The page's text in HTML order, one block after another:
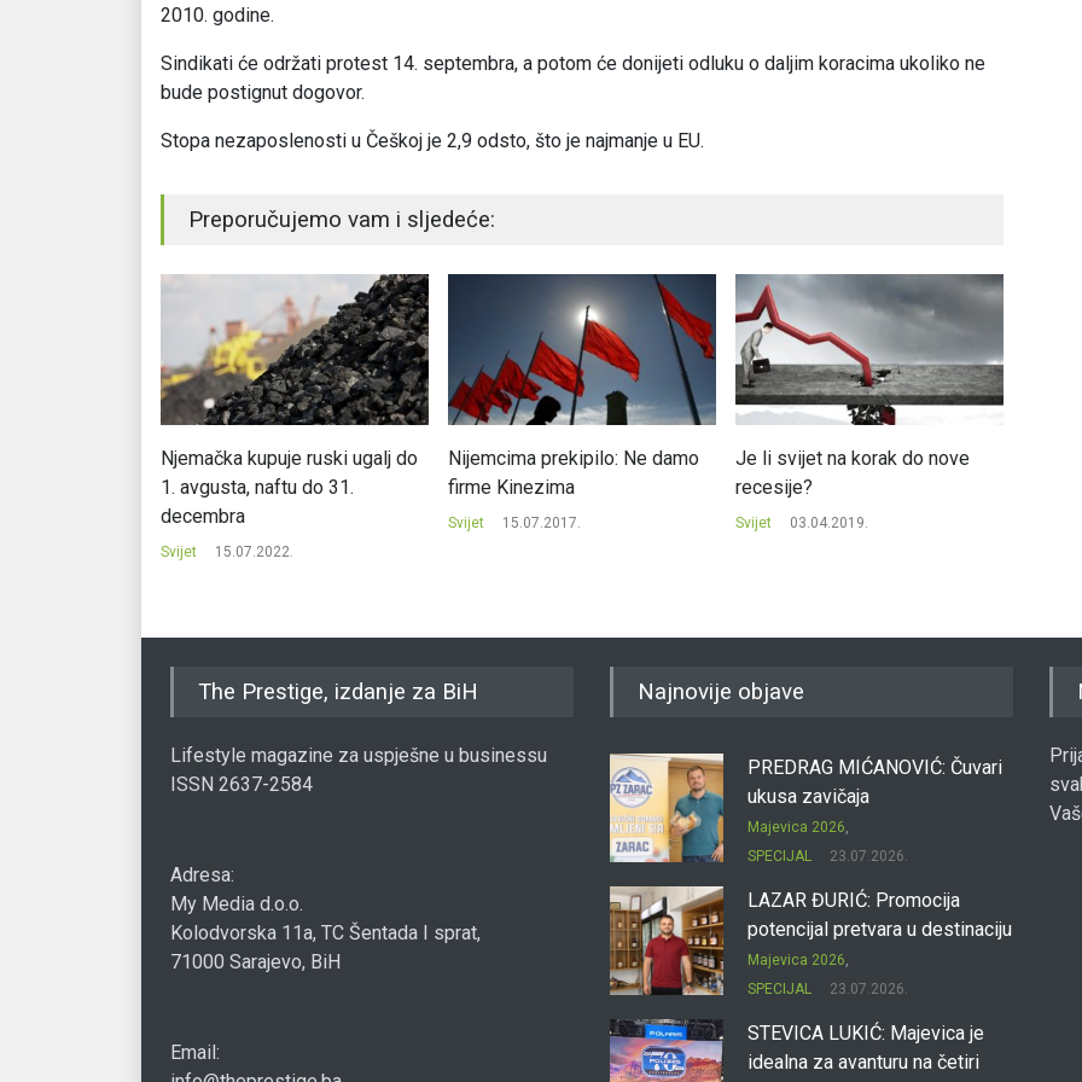
2010. godine.
Sindikati će održati protest 14. septembra, a potom će donijeti odluku o daljim koracima ukoliko ne
bude postignut dogovor.
Stopa nezaposlenosti u Češkoj je 2,9 odsto, što je najmanje u EU.
Preporučujemo vam i sljedeće:
Njemačka kupuje ruski ugalj do
1. avgusta, naftu do 31.
decembra
Svijet 15.07.2022.
Nijemcima prekipilo: Ne damo
firme Kinezima
Svijet 15.07.2017.
Je li svijet na korak do nove
recesije?
Svijet 03.04.2019.
The Prestige, izdanje za BiH
Lifestyle magazine za uspješne u businessu
ISSN 2637-2584
Adresa:
My Media d.o.o.
Kolodvorska 11a, TC Šentada I sprat,
71000 Sarajevo, BiH
Email:
Najnovije objave
PREDRAG MIĆANOVIĆ: Čuvari
ukusa zavičaja
Majevica 2026
SPECIJAL
23.07.2026.
LAZAR ĐURIĆ: Promocija
potencijal pretvara u destinaciju
Majevica 2026
SPECIJAL
23.07.2026.
STEVICA LUKIĆ: Majevica je
idealna za avanturu na četiri